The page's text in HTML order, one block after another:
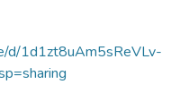
d/1d1zt8uAm5sReVLv-